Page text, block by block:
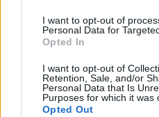
I want to opt-out of
Personal Data for
Opted In
I want to opt-out of
Retention, Sale, and/or
Personal Data that Is
Purposes for which it was
Opted Out